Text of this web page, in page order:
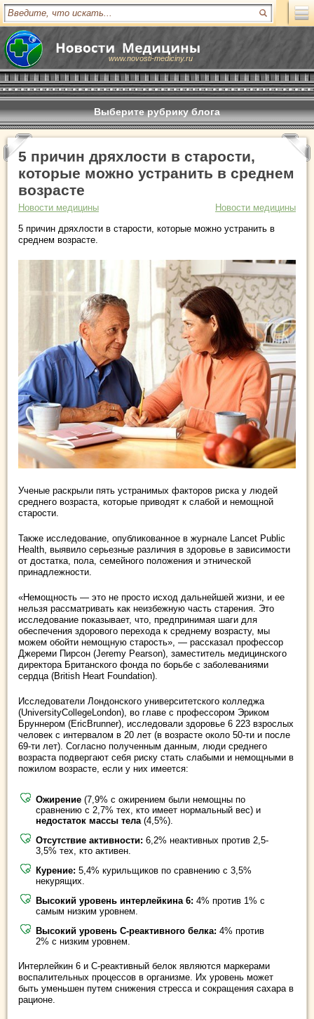
www.novosti-mediciny.ru
Выберите рубрику блога
5 причин дряхлости в старости,
которые можно устранить в среднем
возрасте
Новости медицины
Новости медицины
5 причин дряхлости в старости, которые можно устранить в
среднем возрасте.
Ученые раскрыли пять устранимых факторов риска у людей
среднего возраста, которые приводят к слабой и немощной
старости.
Также исследование, опубликованное в журнале Lancet Public
Health, выявило серьезные различия в здоровье в зависимости
от достатка, пола, семейного положения и этнической
принадлежности.
«Немощность — это не просто исход дальнейшей жизни, и ее
нельзя рассматривать как неизбежную часть старения. Это
исследование показывает, что, предпринимая шаги для
обеспечения здорового перехода к среднему возрасту, мы
можем обойти немощную старость», — рассказал профессор
Джереми Пирсон (Jeremy Pearson), заместитель медицинского
директора Британского фонда по борьбе с заболеваниями
сердца (British Heart Foundation).
Исследователи Лондонского университетского колледжа
(UniversityCollegeLondon), во главе с профессором Эриком
Бруннером (EricBrunner), исследовали здоровье 6 223 взрослых
человек с интервалом в 20 лет (в возрасте около 50-ти и после
69-ти лет). Согласно полученным данным, люди среднего
возраста подвергают себя риску стать слабыми и немощными в
пожилом возрасте, если у них имеется:
Ожирение (7,9% с ожирением были немощны по
сравнению с 2,7% тех, кто имеет нормальный вес) и
недостаток массы тела(4,5%).
Отсутствие активности: 6,2% неактивных против 2,5-
3,5% тех, кто активен.
Курение: 5,4% курильщиков по сравнению с 3,5%
некурящих.
Высокий уровень интерлейкина 6: 4% против 1% с
самым низким уровнем.
Высокий уровень С-реактивного белка: 4% против
2% с низким уровнем.
Интерлейкин 6 и С-реактивный белок являются маркерами
воспалительных процессов в организме. Их уровень может
быть уменьшен путем снижения стресса и сокращения сахара в
рационе.